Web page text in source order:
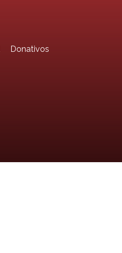
Donativos